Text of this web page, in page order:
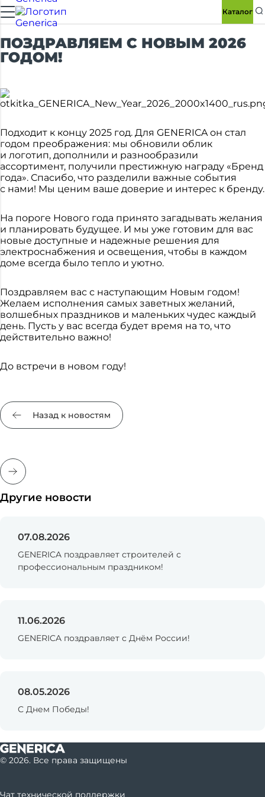
Каталог
ПОЗДРАВЛЯЕМ С НОВЫМ 2026
ГОДОМ!
Подходит к концу 2025 год. Для GENERICA он стал
годом преображения: мы обновили облик
и логотип, дополнили и разнообразили
ассортимент, получили престижную награду «Бренд
года». Спасибо, что разделили важные события
с нами! Мы ценим ваше доверие и интерес к бренду.
На пороге Нового года принято загадывать желания
и планировать будущее. И мы уже готовим для вас
новые доступные и надежные решения для
электроснабжения и освещения, чтобы в каждом
доме всегда было тепло и уютно.
Поздравляем вас с наступающим Новым годом!
Желаем исполнения самых заветных желаний,
волшебных праздников и маленьких чудес каждый
день. Пусть у вас всегда будет время на то, что
действительно важно!
До встречи в новом году!
Назад к новостям
Другие новости
07.08.2026
GENERICA поздравляет строителей с
профессиональным праздником!
11.06.2026
GENERICA поздравляет с Днём России!
08.05.2026
С Днем Победы!
© 2026. Все права защищены
Чат технической поддержки